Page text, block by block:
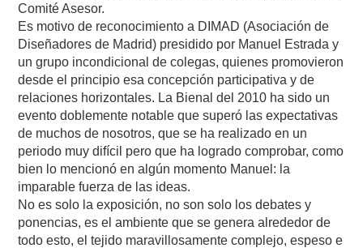
Comité Asesor.
Es motivo de reconocimiento a DIMAD (Asociación de
Diseñadores de Madrid) presidido por Manuel Estrada y
un grupo incondicional de colegas, quienes promovieron
desde el principio esa concepción participativa y de
relaciones horizontales. La Bienal del 2010 ha sido un
evento doblemente notable que superó las expectativas
de muchos de nosotros, que se ha realizado en un
periodo muy difícil pero que ha logrado comprobar, como
bien lo mencionó en algún momento Manuel: la
imparable fuerza de las ideas.
No es solo la exposición, no son solo los debates y
ponencias, es el ambiente que se genera alrededor de
todo esto, el tejido maravillosamente complejo, espeso e